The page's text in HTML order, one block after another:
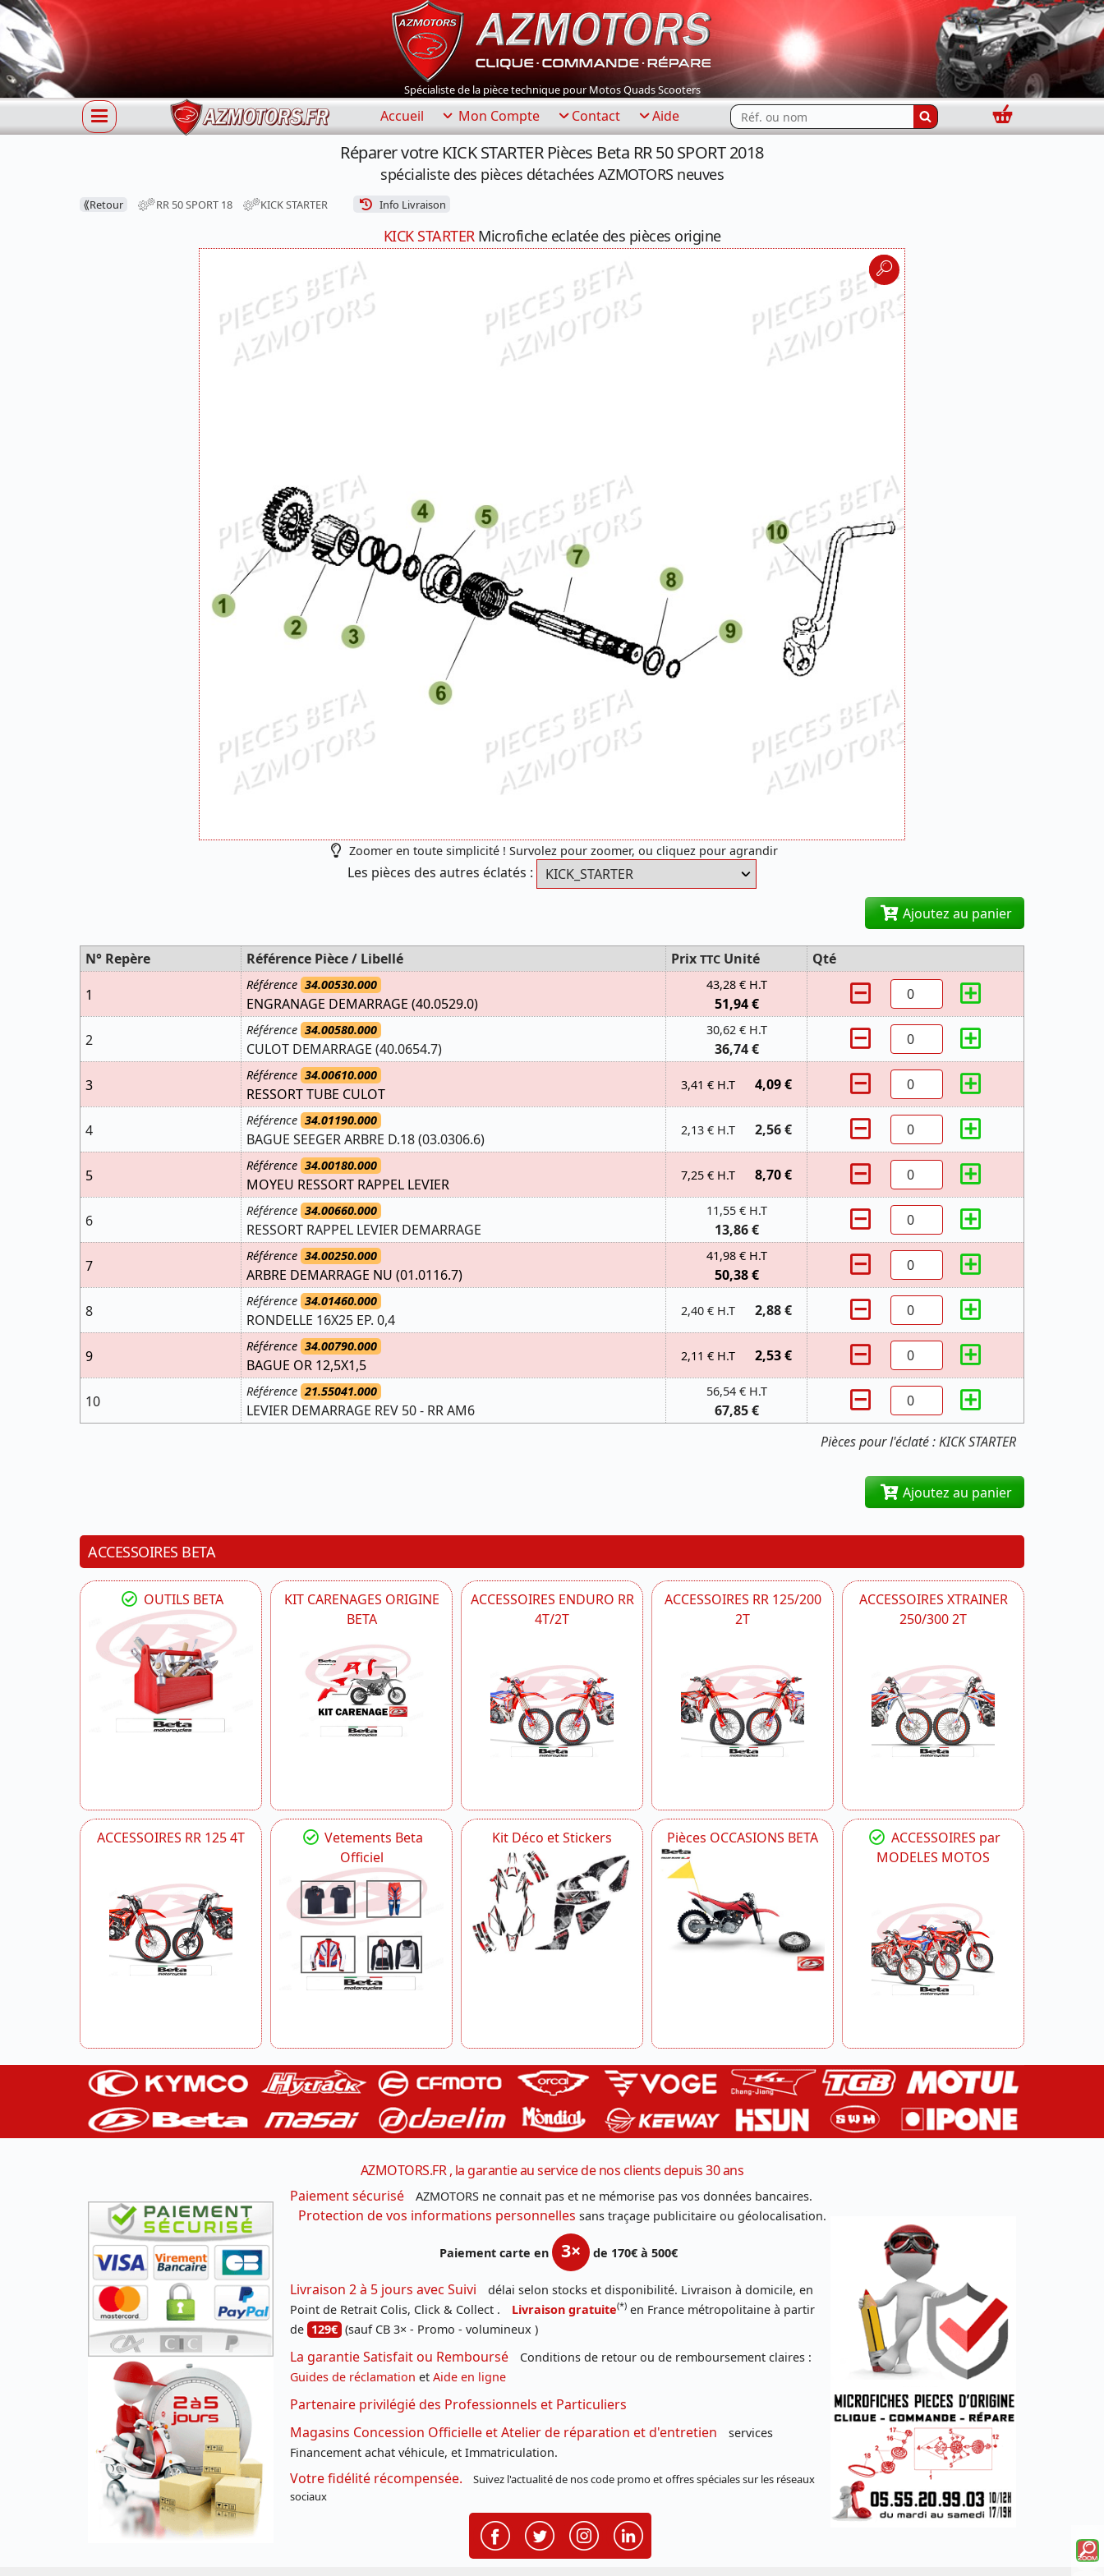
Spécialiste de la pièce technique pour Motos Quads Scooters
Accueil Mon Compte Contact Aide Rechercher...
Panier
Réparer votre KICK STARTER Pièces Beta RR 50 SPORT 2018
spécialiste des pièces détachées AZMOTORS neuves
⟪Retour RR 50 SPORT 18 KICK STARTER Info Livraison
KICK STARTERMicrofiche eclatée des pièces origine
Zoomer en toute simplicité ! Survolez pour zoomer, ou cliquez pour agrandir
Les pièces des autres éclatés :
Ajoutez au panier
Pièces pour l'éclaté : KICK STARTER
N° Repère Référence Pièce / Libellé Prix TTC Unité
Qté
1
Référence 34.00530.000
ENGRANAGE DEMARRAGE (40.0529.0)
43,28 € H.T
51,94 €
2
Référence 34.00580.000
CULOT DEMARRAGE (40.0654.7)
30,62 € H.T
36,74 €
3
Référence 34.00610.000
RESSORT TUBE CULOT
3,41 € H.T 4,09 €
4
Référence 34.01190.000
BAGUE SEEGER ARBRE D.18 (03.0306.6)
2,13 € H.T 2,56 €
5
Référence 34.00180.000
MOYEU RESSORT RAPPEL LEVIER
7,25 € H.T 8,70 €
6
Référence 34.00660.000
RESSORT RAPPEL LEVIER DEMARRAGE
11,55 € H.T
13,86 €
7
Référence 34.00250.000
ARBRE DEMARRAGE NU (01.0116.7)
41,98 € H.T
50,38 €
8
Référence 34.01460.000
RONDELLE 16X25 EP. 0,4
2,40 € H.T 2,88 €
9
Référence 34.00790.000
BAGUE OR 12,5X1,5
2,11 € H.T 2,53 €
10
Référence 21.55041.000
LEVIER DEMARRAGE REV 50 - RR AM6
56,54 € H.T
67,85 €
Ajoutez au panier
ACCESSOIRES BETA
OUTILS BETA
KIT CARENAGES ORIGINE
BETA
ACCESSOIRES ENDURO RR
4T/2T
ACCESSOIRES RR 125/200
2T
ACCESSOIRES XTRAINER
250/300 2T
ACCESSOIRES RR 125 4T
Vetements Beta
Officiel
Kit Déco et Stickers Pièces OCCASIONS BETA
ACCESSOIRES par
MODELES MOTOS
AZMOTORS.FR , la garantie au service de nos clients depuis 30 ans
Paiement sécurisé
AZMOTORS ne connait pas et ne mémorise pas vos données bancaires.
Protection de vos informations personnelles sans traçage publicitaire ou géolocalisation.
Paiement carte en 3× de 170€ à 500€
Livraison 2 à 5 jours avec Suivi
délai selon stocks et disponibilité. Livraison à domicile, en
Point de Retrait Colis, Click & Collect .
Livraison gratuite(*) en France métropolitaine à partir
de 129€ (sauf CB 3× - Promo - volumineux )
La garantie Satisfait ou Remboursé
Conditions de retour ou de remboursement claires :
Guides de réclamation et Aide en ligne
Partenaire privilégié des Professionnels et Particuliers
Magasins Concession Officielle et Atelier de réparation et d'entretien
services
Financement achat véhicule, et Immatriculation.
Votre fidélité récompensée.
Suivez l'actualité de nos code promo et offres spéciales sur les réseaux
sociaux